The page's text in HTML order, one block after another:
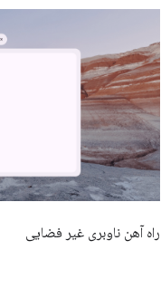
راه آهن ناوبری غیر فضایی